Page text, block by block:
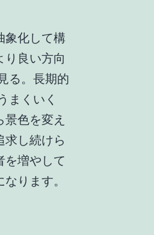
象化して構
り良い方向
る。長期的
まくいく
色を変え
求し続けら
を増やして
ります。